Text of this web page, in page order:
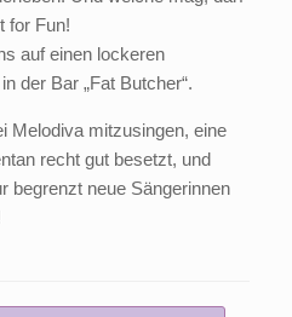
for Fun!
auf einen lockeren
der Bar „Fat Butcher“.
Melodiva mitzusingen, eine
recht gut besetzt, und
begrenzt neue Sängerinnen